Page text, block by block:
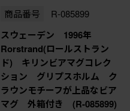
商品番号 R-085899
スウェーデン 1996年
Rorstrand(ロールストラン
ド) キリンビアマグコレク
ション グリプスホルム ク
ラウンモチーフが上品なビア
マグ 外箱付き (R-085899)